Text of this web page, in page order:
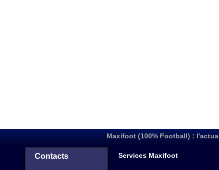
Maxifoot (100% Football) :
Contacts Services Maxifoot